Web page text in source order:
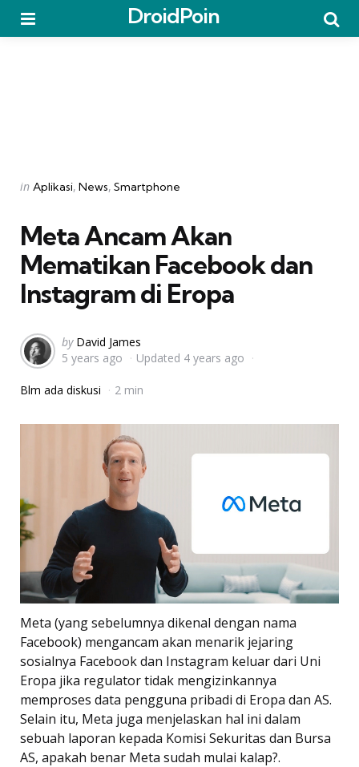
DroidPoin
Categories
Posted
in Aplikasi News Smartphone
Meta Ancam Akan
Mematikan Facebook dan
Instagram di Eropa
Posted
by
by David James
5 years ago
Updated 4 years ago
Blm ada diskusi 2 min
Meta (yang sebelumnya dikenal dengan nama
Facebook) mengancam akan menarik jejaring
sosialnya Facebook dan Instagram keluar dari Uni
Eropa jika regulator tidak mengizinkannya
memproses data pengguna pribadi di Eropa dan AS.
Selain itu, Meta juga menjelaskan hal ini dalam
sebuah laporan kepada Komisi Sekuritas dan Bursa
AS, apakah benar Meta sudah mulai kalap?.